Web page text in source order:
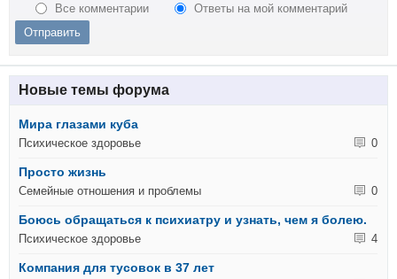
Все комментарии
Ответы на мой комментарий
Новые темы форума
Мира глазами куба
Психическое здоровье 0
Просто жизнь
Семейные отношения и проблемы 0
Боюсь обращаться к психиатру и узнать, чем я болею.
Психическое здоровье 4
Компания для тусовок в 37 лет